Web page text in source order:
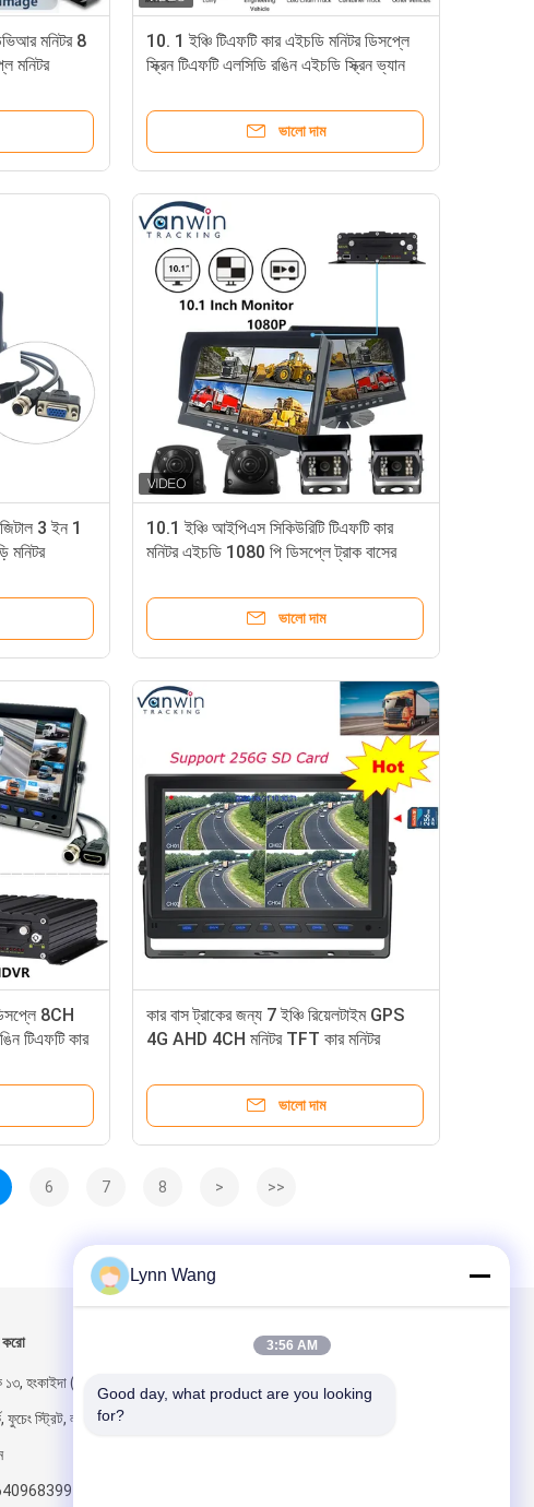
মনিটর 8
মনিটর
10. 1 ইঞ্চি টিএফটি কার এইচডি মনিটর ডিসপ্লে
স্ক্রিন টিএফটি এলসিডি রঙিন এইচডি স্ক্রিন ভ্যান
ভালো দাম
3 ইন 1
মনিটর
10.1 ইঞ্চি আইপিএস সিকিউরিটি টিএফটি কার
মনিটর এইচডি 1080 পি ডিসপ্লে ট্রাক বাসের
ভালো দাম
8CH
টিএফটি কার
কার বাস ট্রাকের জন্য 7 ইঞ্চি রিয়েলটাইম GPS
4G AHD 4CH মনিটর TFT কার মনিটর
ভালো দাম
6 7 8 > >>
করো
হংকাইদা (Yunchen)
ফুচেং স্ট্রিট, লংহুয়া জেলা,
আমাদের মেইল ​​করুন
Lynn Wang
3:56 AM
Good day, what product are you looking
for?